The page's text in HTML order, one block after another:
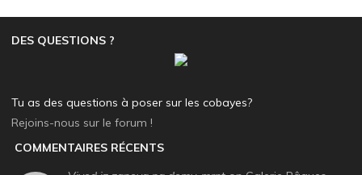
DES QUESTIONS ?
Tu as des questions à poser sur les cobayes?
Rejoins-nous sur le forum !
COMMENTAIRES RÉCENTS